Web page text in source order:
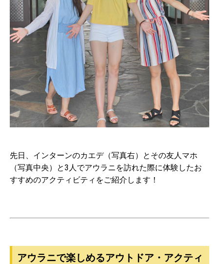
先日、インターンのカエデ（写真右）とその友人マホ
（写真中央）と3人でアウラニを訪れた際に体験したお
すすめのアクティビティをご紹介します！
アウラニで楽しめるアウトドア・アクティ